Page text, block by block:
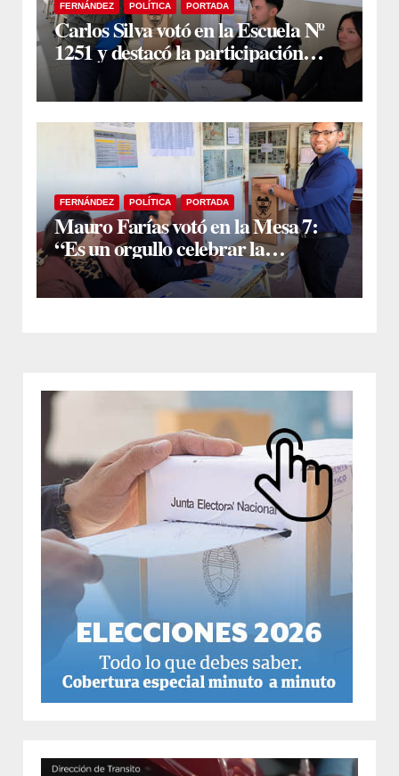
FERNÁNDEZ POLÍTICA PORTADA
Carlos Silva votó en la Escuela Nº
1251 y destacó la participación
ciudadana
FERNÁNDEZ POLÍTICA PORTADA
Mauro Farías votó en la Mesa 7:
“Es un orgullo celebrar la
democracia y ver a la gente definir
el futuro de Fernández”